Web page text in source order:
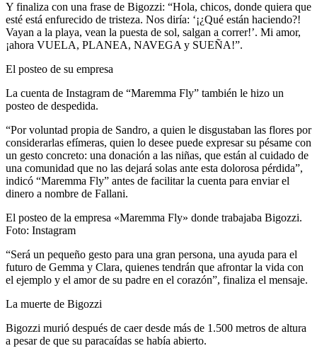
Y finaliza con una frase de Bigozzi: “Hola, chicos, donde quiera que
esté está enfurecido de tristeza. Nos diría: ‘¡¿Qué están haciendo?!
Vayan a la playa, vean la puesta de sol, salgan a correr!’. Mi amor,
¡ahora VUELA, PLANEA, NAVEGA y SUEÑA!”.
El posteo de su empresa
La cuenta de Instagram de “Maremma Fly” también le hizo un
posteo de despedida.
“Por voluntad propia de Sandro, a quien le disgustaban las flores por
considerarlas efímeras, quien lo desee puede expresar su pésame con
un gesto concreto: una donación a las niñas, que están al cuidado de
una comunidad que no las dejará solas ante esta dolorosa pérdida”,
indicó “Maremma Fly” antes de facilitar la cuenta para enviar el
dinero a nombre de Fallani.
El posteo de la empresa «Maremma Fly» donde trabajaba Bigozzi.
Foto: Instagram
“Será un pequeño gesto para una gran persona, una ayuda para el
futuro de Gemma y Clara, quienes tendrán que afrontar la vida con
el ejemplo y el amor de su padre en el corazón”, finaliza el mensaje.
La muerte de Bigozzi
Bigozzi murió después de caer desde más de 1.500 metros de altura
a pesar de que su paracaídas se había abierto.